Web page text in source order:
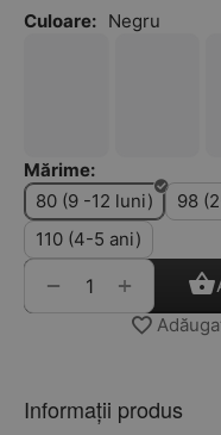
Culoare: Negru
Mărime:
80 (9 -12 luni)
98
110 (4-5 ani)
+
−
Informații produs